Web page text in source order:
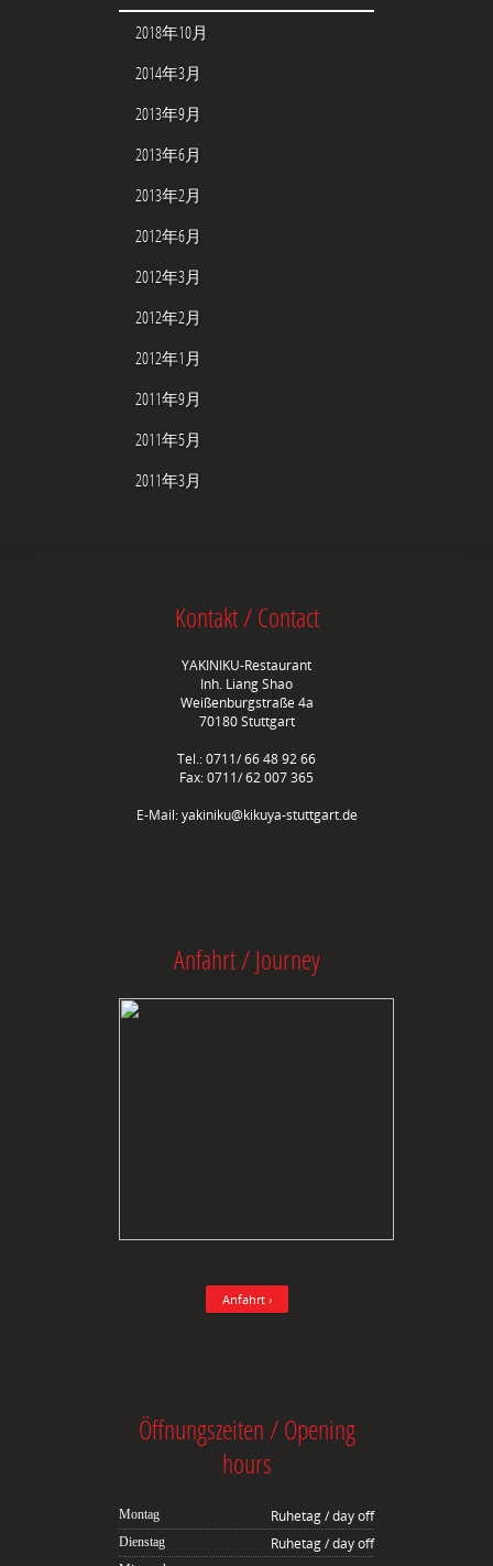
2018年10月
2014年3月
2013年9月
2013年6月
2013年2月
2012年6月
2012年3月
2012年2月
2012年1月
2011年9月
2011年5月
2011年3月
Kontakt / Contact
YAKINIKU-Restaurant
Inh. Liang Shao
Weißenburgstraße 4a
70180 Stuttgart
Tel.: 0711/ 66 48 92 66
Fax: 0711/ 62 007 365
E-Mail:yakiniku@kikuya-stuttgart.de
Anfahrt / Journey
Anfahrt ›
Öffnungszeiten / Opening
hours
Montag Ruhetag / day off
Dienstag Ruhetag / day off